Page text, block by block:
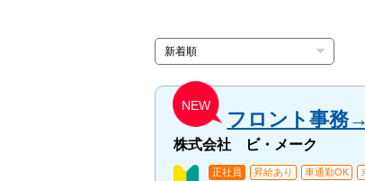
NEW
フロント事務
株式会社 ビ・メーク
正社員 昇給あり 車通勤OK